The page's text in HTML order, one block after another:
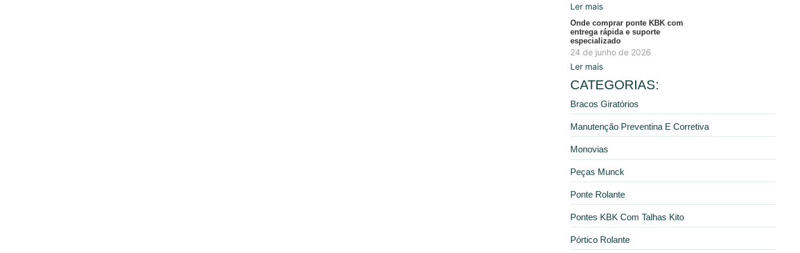
Ler mais
Onde comprar ponte KBK com
entrega rápida e suporte
especializado
24 de junho de 2026
Ler mais
CATEGORIAS:
Bracos Giratórios
Manutenção Preventina E Corretiva
Monovias
Peças Munck
Ponte Rolante
Pontes KBK Com Talhas Kito
Pórtico Rolante